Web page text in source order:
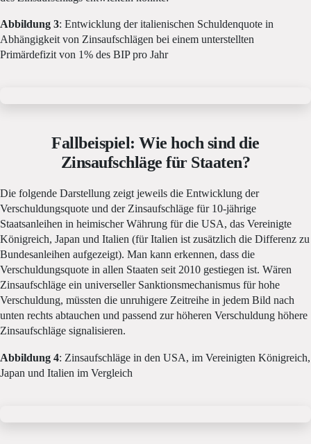
Abbildung 3: Entwicklung der italienischen Schuldenquote in
Abhängigkeit von Zinsaufschlägen bei einem unterstellten
Primärdefizit von 1% des BIP pro Jahr
Fallbeispiel: Wie hoch sind die
Zinsaufschläge für Staaten?
Die folgende Darstellung zeigt jeweils die Entwicklung der
Verschuldungsquote und der Zinsaufschläge für 10-jährige
Staatsanleihen in heimischer Währung für die USA, das Vereinigte
Königreich, Japan und Italien (für Italien ist zusätzlich die Differenz zu
Bundesanleihen aufgezeigt). Man kann erkennen, dass die
Verschuldungsquote in allen Staaten seit 2010 gestiegen ist. Wären
Zinsaufschläge ein universeller Sanktionsmechanismus für hohe
Verschuldung, müssten die unruhigere Zeitreihe in jedem Bild nach
unten rechts abtauchen und passend zur höheren Verschuldung höhere
Zinsaufschläge signalisieren.
Abbildung 4: Zinsaufschläge in den USA, im Vereinigten Königreich,
Japan und Italien im Vergleich